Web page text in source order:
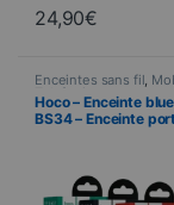
24,90€
Enceintes sans fil,
Telefonie
Hoco – Enceinte
BS34 – Enceinte